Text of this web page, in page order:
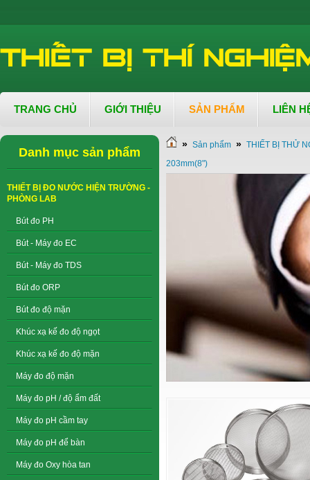
TRANG CHỦ GIỚI THIỆU SẢN PHẨM LIÊN
Danh mục sản phẩm
THIẾT BỊ ĐO NƯỚC HIỆN TRƯỜNG -
PHÒNG LAB
Bút đo PH
Bút - Máy đo EC
Bút - Máy đo TDS
Bút đo ORP
Bút đo độ mặn
Khúc xạ kế đo độ ngọt
Khúc xạ kế đo độ mặn
Máy đo độ mặn
Máy đo pH / độ ẩm đất
Máy đo pH cầm tay
Máy đo pH để bàn
Máy đo Oxy hòa tan
» Sản phẩm » THIẾT BỊ THỬ
203mm(8")